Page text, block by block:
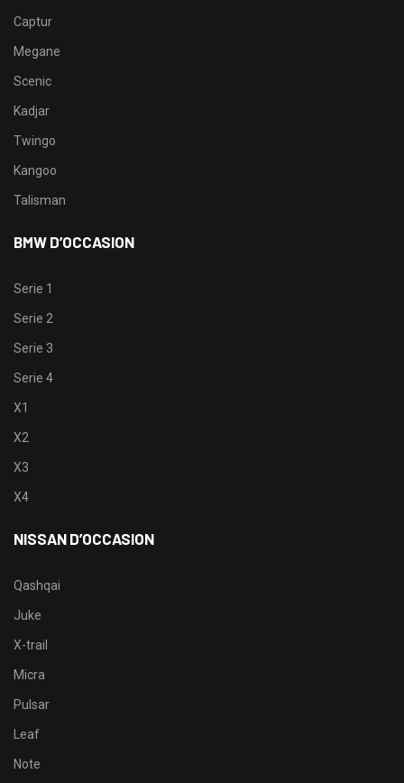
Captur
Megane
Scenic
Kadjar
Twingo
Kangoo
Talisman
BMW D’OCCASION
Serie 1
Serie 2
Serie 3
Serie 4
X1
X2
X3
X4
NISSAN D’OCCASION
Qashqai
Juke
X-trail
Micra
Pulsar
Leaf
Note